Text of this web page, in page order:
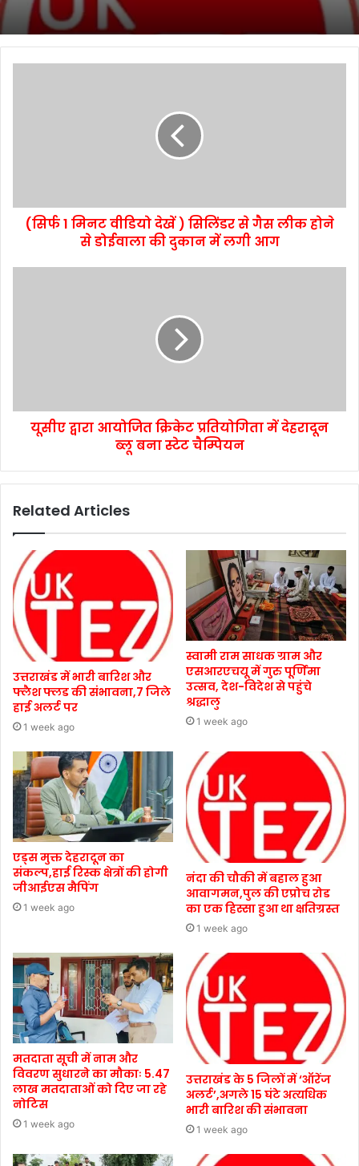
(सिर्फ 1 मिनट वीडियो देखें ) सिलिंडर से गैस लीक होने
से डोईवाला की दुकान में लगी आग
यूसीए द्वारा आयोजित क्रिकेट प्रतियोगिता में देहरादून
ब्लू बना स्टेट चैम्पियन
Related Articles
उत्तराखंड में भारी बारिश और
फ्लैश फ्लड की संभावना,7 जिले
हाई अलर्ट पर
1 week ago
स्वामी राम साधक ग्राम और
एसआरएचयू में गुरु पूर्णिमा
उत्सव, देश-विदेश से पहुंचे
श्रद्धालु
1 week ago
एड्स मुक्त देहरादून का
संकल्प,हाई रिस्क क्षेत्रों की होगी
जीआईएस मैपिंग
1 week ago
नंदा की चौकी में बहाल हुआ
आवागमन,पुल की एप्रोच रोड
का एक हिस्सा हुआ था क्षतिग्रस्त
1 week ago
मतदाता सूची में नाम और
विवरण सुधारने का मौकाः 5.47
लाख मतदाताओं को दिए जा रहे
नोटिस
1 week ago
उत्तराखंड के 5 जिलों में ‘ऑरेंज
अलर्ट’,अगले 15 घंटे अत्यधिक
भारी बारिश की संभावना
1 week ago